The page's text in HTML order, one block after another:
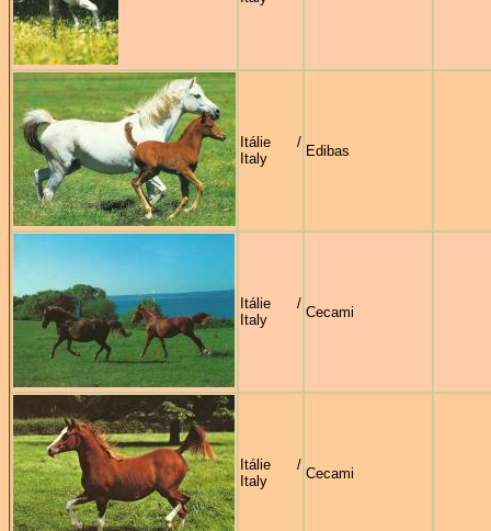
Itálie /
Italy
Edibas
Itálie /
Italy
Cecami
Itálie /
Italy
Cecami